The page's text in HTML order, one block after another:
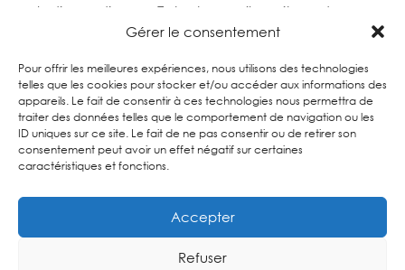
Gérer le consentement
Pour offrir les meilleures expériences, nous utilisons des technologies
telles que les cookies pour stocker et/ou accéder aux informations des
appareils. Le fait de consentir à ces technologies nous permettra de
traiter des données telles que le comportement de navigation ou les
ID uniques sur ce site. Le fait de ne pas consentir ou de retirer son
consentement peut avoir un effet négatif sur certaines
caractéristiques et fonctions.
Accepter
Refuser
maladie cardiaque. Entre-temps, il avait vendu sa
maison de haute-couture à un financier qui l’a
pour en faire la marque Dœuillet-Doucet qui a
perduré jusqu’en 1937.
Cet article vous a plu ? Découvrez un autre
personnalité historique de Paris ou